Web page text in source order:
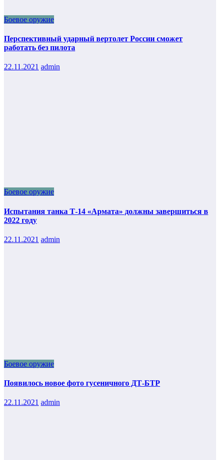
Боевое оружие
Перспективный ударный вертолет России сможет
работать без пилота
22.11.2021 admin
Боевое оружие
Испытания танка Т-14 «Армата» должны завершиться в
2022 году
22.11.2021 admin
Боевое оружие
Появилось новое фото гусеничного ДТ-БТР
22.11.2021 admin